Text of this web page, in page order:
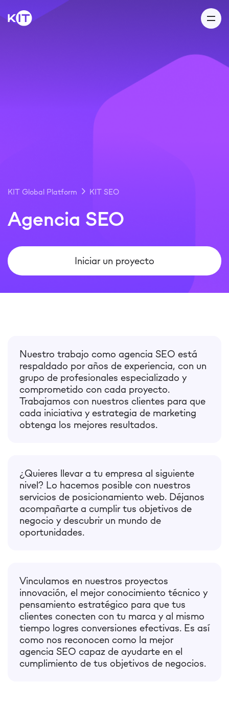
KIT Global Platform KIT SEO
Agencia SEO
Iniciar un proyecto
Nuestro trabajo como agencia SEO está
respaldado por años de experiencia, con un
grupo de profesionales especializado y
comprometido con cada proyecto.
Trabajamos con nuestros clientes para que
cada iniciativa y estrategia de marketing
obtenga los mejores resultados.
¿Quieres llevar a tu empresa al siguiente
nivel? Lo hacemos posible con nuestros
servicios de posicionamiento web. Déjanos
acompañarte a cumplir tus objetivos de
negocio y descubrir un mundo de
oportunidades.
Vinculamos en nuestros proyectos
innovación, el mejor conocimiento técnico y
pensamiento estratégico para que tus
clientes conecten con tu marca y al mismo
tiempo logres conversiones efectivas. Es así
como nos reconocen como la mejor
agencia SEO capaz de ayudarte en el
cumplimiento de tus objetivos de negocios.
¡Gracias por su
mensaje!
¡Gracias! Comprendí